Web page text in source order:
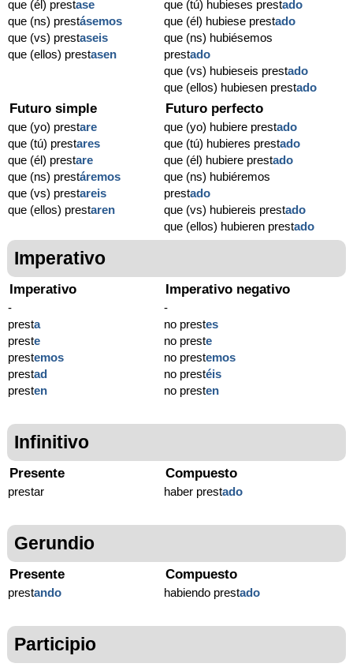
que (él) prestase
que (ns) prestásemos
que (vs) prestaseis
que (ellos) prestasen
que (tú) hubieses prestado
que (él) hubiese prestado
que (ns) hubiésemos
prestado
que (vs) hubieseis prestado
que (ellos) hubiesen prestado
Futuro simple
que (yo) prestare
que (tú) prestares
que (él) prestare
que (ns) prestáremos
que (vs) prestareis
que (ellos) prestaren
Futuro perfecto
que (yo) hubiere prestado
que (tú) hubieres prestado
que (él) hubiere prestado
que (ns) hubiéremos
prestado
que (vs) hubiereis prestado
que (ellos) hubieren prestado
Imperativo
Imperativo
-
presta
preste
prestemos
prestad
presten
Imperativo negativo
-
no prestes
no preste
no prestemos
no prestéis
no presten
Infinitivo
Presente
prestar
Compuesto
haber prestado
Gerundio
Presente
prestando
Compuesto
habiendo prestado
Participio